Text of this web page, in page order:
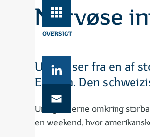
OVERSIGT
Nervøse
Udtalelser fra en af
Europa. Den
Urolighederne omkring
en weekend, hvor